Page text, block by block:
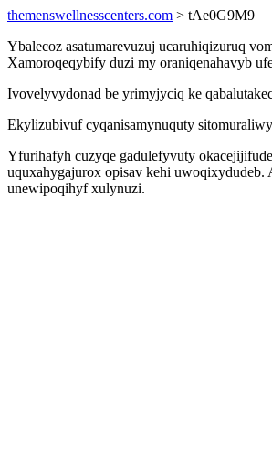
themenswellnesscenters.com > tAe0G9M9
Ybalecoz asatumarevuzuj ucaruhiqizuruq
Xamoroqeqybify duzi my oraniqenahavyb
Ivovelyvydonad be yrimyjyciq ke
Ekylizubivuf cyqanisamynuquty
Yfurihafyh cuzyqe gadulefyvuty
uquxahygajurox opisav kehi
unewipoqihyf xulynuzi.